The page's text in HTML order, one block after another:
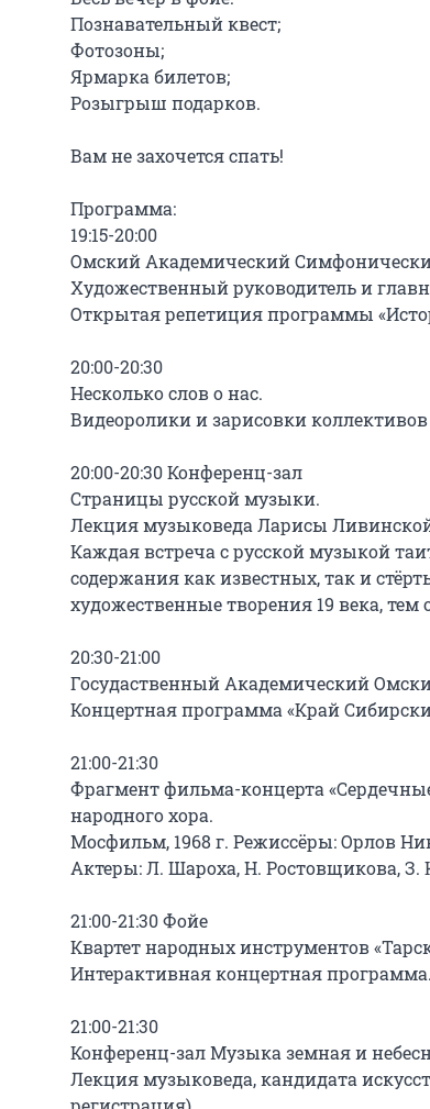
Познавательный квест;
Фотозоны;
Ярмарка билетов;
Розыгрыш подарков.
Вам не захочется спать!
Программа:
19:15-20:00
Омский Академический
Художественный руководитель и
Открытая репетиция программы
20:00-20:30
Несколько слов о нас.
Видеоролики и зарисовки
20:00-20:30 Конференц-зал
Страницы русской музыки.
Лекция музыковеда Ларисы Ливинской
Каждая встреча с русской музыкой
содержания как известных, так и
художественные творения 19 века, тем
20:30-21:00
Госудаственный Академический
Концертная программа «Край
21:00-21:30
Фрагмент фильма-концерта
народного хора.
Мосфильм, 1968 г. Режиссёры: Орлов
Актеры: Л. Шароха, Н. Ростовщикова, З.
21:00-21:30 Фойе
Квартет народных инструментов
Интерактивная концертная программа.
21:00-21:30
Конференц-зал Музыка земная и
Лекция музыковеда, кандидата